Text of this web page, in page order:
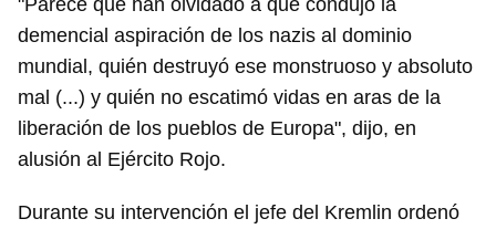
"Parece que han olvidado a qué condujo la
demencial aspiración de los nazis al dominio
mundial, quién destruyó ese monstruoso y absoluto
mal (...) y quién no escatimó vidas en aras de la
liberación de los pueblos de Europa", dijo, en
alusión al Ejército Rojo.
Durante su intervención el jefe del Kremlin ordenó